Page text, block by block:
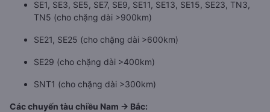
SE1, SE3, SE5, SE7, SE9, SE11, SE13, SE15, SE23, TN3,
TN5 (cho chặng dài >900km)
SE21, SE25 (cho chặng dài >600km)
SE29 (cho chặng dài >400km)
SNT1 (cho chặng dài >300km)
Các chuyến tàu chiều Nam → Bắc: